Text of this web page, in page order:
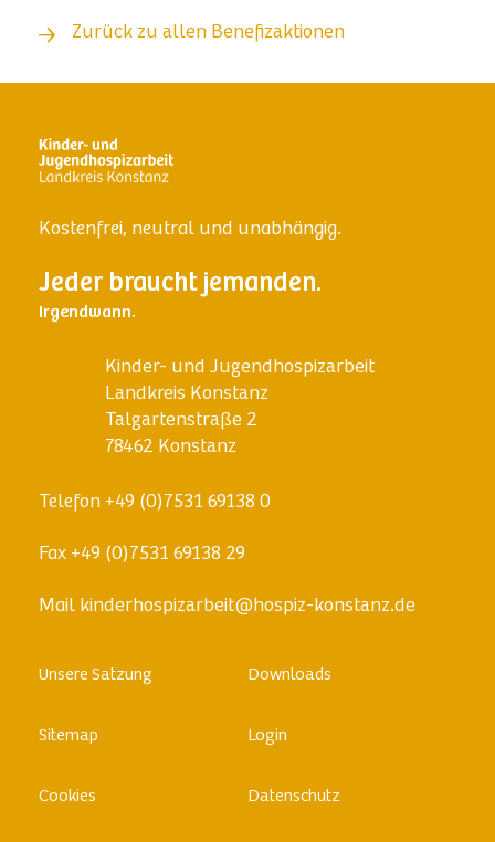
Zurück zu allen Benefizaktionen
Kostenfrei, neutral und unabhängig.
Jeder braucht jemanden.
Irgendwann.
Kinder- und Jugendhospizarbeit
Landkreis Konstanz
Talgartenstraße 2
78462 Konstanz
Telefon +49 (0)7531 69138 0
Fax +49 (0)7531 69138 29
Mail kinderhospizarbeit@hospiz-konstanz.de
to
Unsere Satzung Downloads
Sitemap Login
Cookies Datenschutz